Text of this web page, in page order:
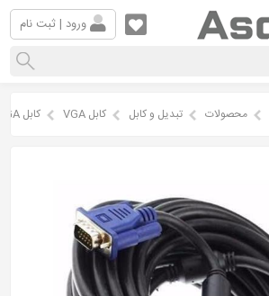
ورود | ثبت نام
محصولات تبدیل و کابل کابل VGA کابل VGA طول ( 20 متر )